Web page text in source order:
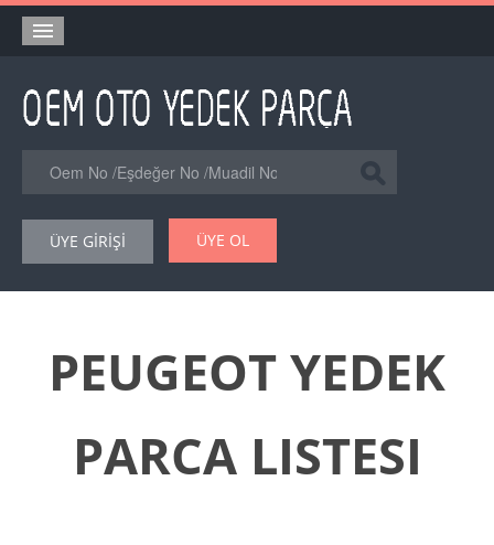
Orjinal Yedek Parça
Eşdeğer Muadil Yedek Parça
Şase Numarası VIN Yedekparça Sorgulama
Hakkımızda
Forum
ÜYE GİRİŞİ ÜYE OL
PEUGEOT YEDEK
PARCA LISTESI